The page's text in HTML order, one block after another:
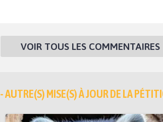
VOIR TOUS LES COMMENTAIRES
- AUTRE(S) MISE(S) À JOUR DE LA